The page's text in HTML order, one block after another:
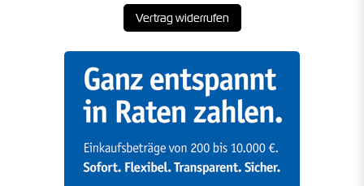
Vertrag widerrufen